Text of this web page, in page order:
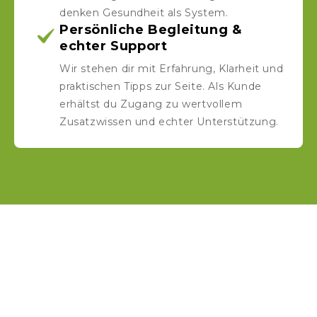
denken Gesundheit als System.
Persönliche Begleitung &
echter Support
Wir stehen dir mit Erfahrung, Klarheit und
praktischen Tipps zur Seite. Als Kunde
erhältst du Zugang zu wertvollem
Zusatzwissen und echter Unterstützung.